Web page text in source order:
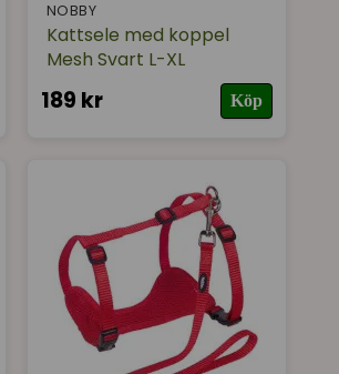
NOBBY
Kattsele med koppel
Mesh Svart L-XL
189 kr Köp